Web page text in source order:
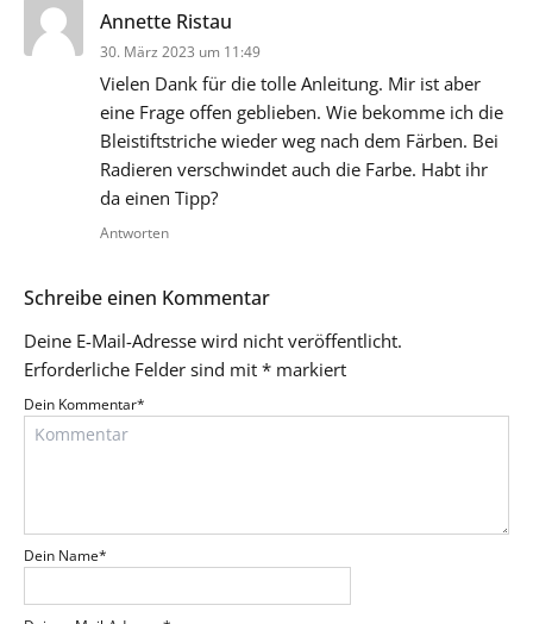
Annette Ristau
30. März 2023 um 11:49
Vielen Dank für die tolle Anleitung. Mir ist aber
eine Frage offen geblieben. Wie bekomme ich die
Bleistiftstriche wieder weg nach dem Färben. Bei
Radieren verschwindet auch die Farbe. Habt ihr
da einen Tipp?
Antworten
Schreibe einen Kommentar
Deine E-Mail-Adresse wird nicht veröffentlicht.
Erforderliche Felder sind mit * markiert
Dein Kommentar*
Dein Name*